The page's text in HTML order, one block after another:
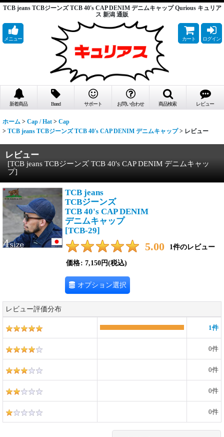
TCB jeans TCBジーンズ TCB 40's CAP DENIM デニムキャップ Qurious キュリア
ス 新潟 通販
メニュー カート ログイン
新着商品 Brand サポート お問い合わせ 商品検索 レビュー
ホーム > Cap / Hat > Cap
> TCB jeans TCBジーンズ TCB 40's CAP DENIM デニムキャップ > レビュー
レビュー
[TCB jeans TCBジーンズ TCB 40's CAP DENIM デニムキャッ
プ]
TCB jeans
TCBジーンズ
TCB 40's CAP DENIM
デニムキャップ
[TCB-29]
5.00 1件のレビュー
価格: 7,150円(税込)
オプション選択
レビュー評価分布
1件
0件
0件
0件
0件